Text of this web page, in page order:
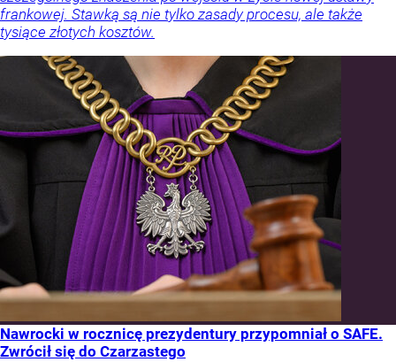
frankowej. Stawką są nie tylko zasady procesu, ale także
tysiące złotych kosztów.
Nawrocki w rocznicę prezydentury przypomniał o SAFE.
Zwrócił się do Czarzastego